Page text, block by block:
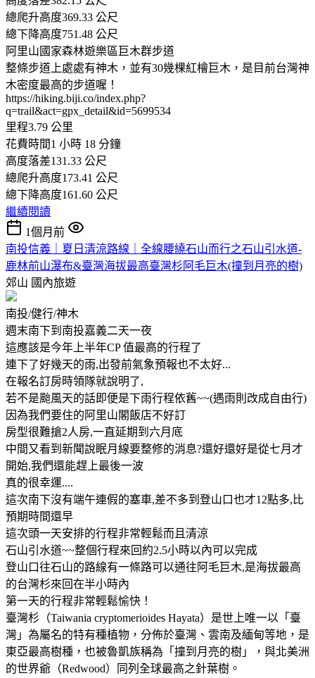
總爬升高度369.33 公尺
總下降高度751.48 公尺
阿里山國家森林遊樂區巨木群步道
整條步道上處處有神木，並有30幾棵紅檜巨木，是目前台灣神
木密度最高的步道喔！
https://hiking.biji.co/index.php?
q=trail&act=gpx_detail&id=5699534
里程3.79 公里
花費時間1 小時 18 分鐘
高度落差131.33 公尺
總爬升高度173.41 公尺
總下降高度161.60 公尺
繼續閱讀
1個月前
南投信義｜夏日清涼路線｜全線腰繞石山而行之石山引水道-
鹿林前山瀑布&臺灣海拔最高臺灣杉阿毛巨木(撞到月亮的樹)
郊山 國內旅遊
南投/健行/神木
週末南下到南投嘉義二天一夜
這應該是今年上半年CP 值最高的行程了
連下了好幾天的雨,出發前氣象預報也不太好...
在報名訂房時領隊就說明了,
若不是颱風天的話即便是下雨行程依舊~~(遇雨則改成自由行)
因為我們要住的阿里山閣飯店不好訂
房型很難搶2人房,一直延期到六月底
中間又看到新聞說眠月線要整修的消息?還好還好是從七月才
開始,我們還能趕上最後一波
真的很幸運....
這次南下沒有端午連假的塞車,差不多到登山口也才12點多,比
預期時間還早
這次頭一天安排的行程非常輕鬆而且清涼
石山引水道~~整個行程來回約2.5小時以內可以完成
登山口往石山的路線有一條路可以通往阿毛巨木,是海拔最高
的台灣杉來回在半小時內
第一天的行程非常輕鬆愉快！
臺灣杉（Taiwania cryptomerioides Hayata）是世上唯一以「臺
灣」為屬名的特有種植物，分佈於臺灣、雲南及緬甸等地，是
東亞最高樹種，也被魯凱族稱為「撞到月亮的樹」，與北美洲
的世界爺（Redwood）同列全球最高之針葉樹。